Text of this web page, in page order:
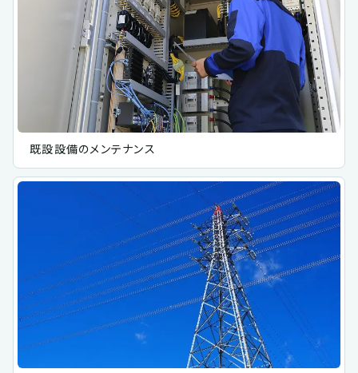
既設設備のメンテナンス